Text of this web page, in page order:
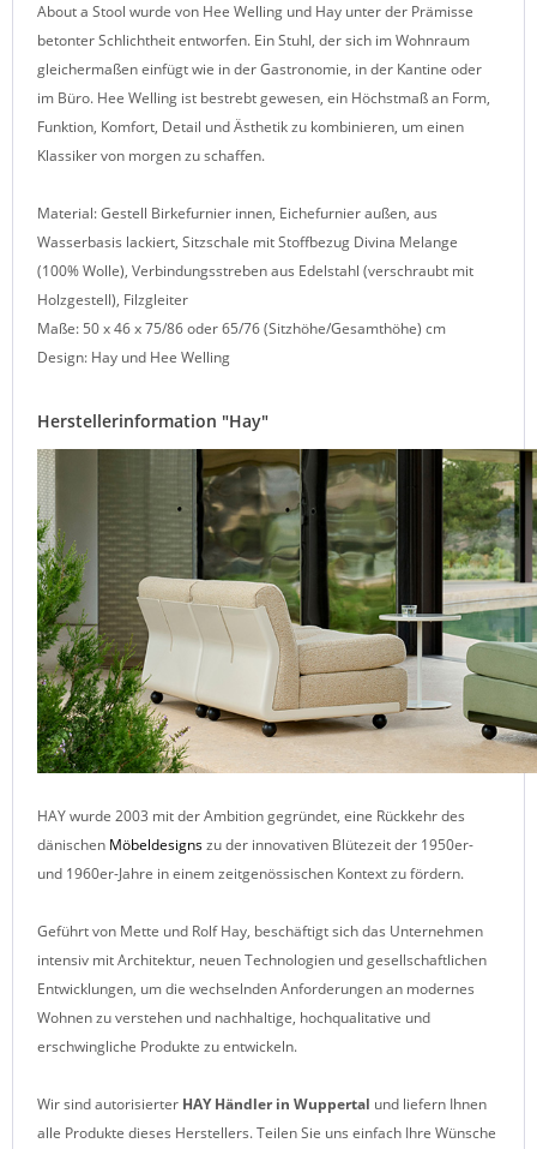
About a Stool wurde von Hee Welling und Hay unter der Prämisse
betonter Schlichtheit entworfen. Ein Stuhl, der sich im Wohnraum
gleichermaßen einfügt wie in der Gastronomie, in der Kantine oder
im Büro. Hee Welling ist bestrebt gewesen, ein Höchstmaß an Form,
Funktion, Komfort, Detail und Ästhetik zu kombinieren, um einen
Klassiker von morgen zu schaffen.
Material: Gestell Birkefurnier innen, Eichefurnier außen, aus
Wasserbasis lackiert, Sitzschale mit Stoffbezug Divina Melange
(100% Wolle), Verbindungsstreben aus Edelstahl (verschraubt mit
Holzgestell), Filzgleiter
Maße: 50 x 46 x 75/86 oder 65/76 (Sitzhöhe/Gesamthöhe) cm
Design: Hay und Hee Welling
Herstellerinformation "Hay"
HAY wurde 2003 mit der Ambition gegründet, eine Rückkehr des
dänischen Möbeldesignszu der innovativen Blütezeit der 1950er-
und 1960er-Jahre in einem zeitgenössischen Kontext zu fördern.
Geführt von Mette und Rolf Hay, beschäftigt sich das Unternehmen
intensiv mit Architektur, neuen Technologien und gesellschaftlichen
Entwicklungen, um die wechselnden Anforderungen an modernes
Wohnen zu verstehen und nachhaltige, hochqualitative und
erschwingliche Produkte zu entwickeln.
Wir sind autorisierter HAY Händler in Wuppertal und liefern Ihnen
alle Produkte dieses Herstellers. Teilen Sie uns einfach Ihre Wünsche